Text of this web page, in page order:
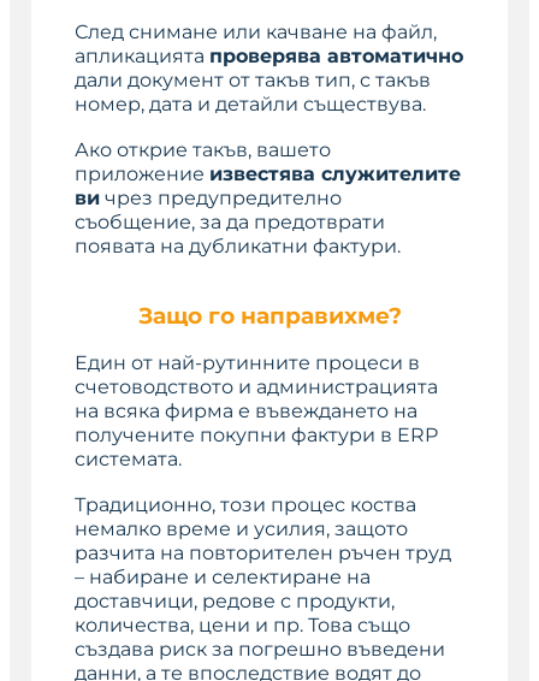
След снимане или качване на файл,
апликацията проверява автоматично
дали документ от такъв тип, с такъв
номер, дата и детайли съществува.
Ако открие такъв, вашето
приложение известява служителите
ви чрез предупредително
съобщение, за да предотврати
появата на дубликатни фактури.
Защо го направихме?
Един от най-рутинните процеси в
счетоводството и администрацията
на всяка фирма е въвеждането на
получените покупни фактури в ERP
системата.
Традиционно, този процес коства
немалко време и усилия, защото
разчита на повторителен ръчен труд
– набиране и селектиране на
доставчици, редове с продукти,
количества, цени и пр. Това също
създава риск за погрешно въведени
данни, а те впоследствие водят до